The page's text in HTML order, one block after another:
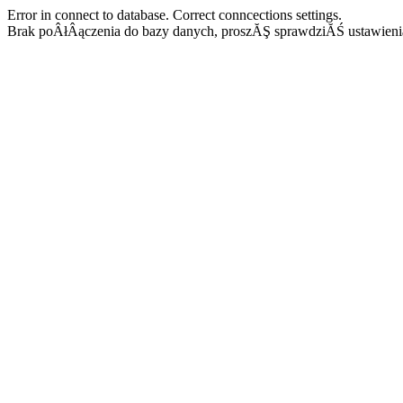
Error in connect to database. Correct conncections settings.
Brak poÂłÂączenia do bazy danych, proszĂŞ sprawdziĂŚ